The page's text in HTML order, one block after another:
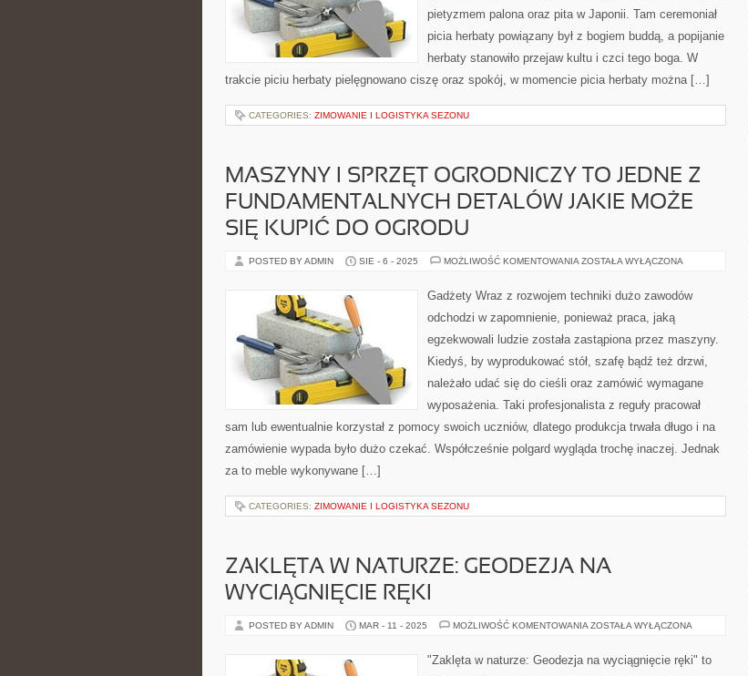
WIEKU
BYŁA
Z
PIETYZMEM
PALONA
ORAZ
PITA
W
pietyzmem palona oraz pita w Japonii. Tam ceremoniał
picia herbaty powiązany był z bogiem buddą, a popijanie
herbaty stanowiło przejaw kultu i czci tego boga. W
trakcie piciu herbaty pielęgnowano ciszę oraz spokój, w momencie picia herbaty można […]
CATEGORIES: ZIMOWANIE I LOGISTYKA SEZONU
MASZYNY I SPRZĘT OGRODNICZY TO JEDNE Z
FUNDAMENTALNYCH DETALÓW JAKIE MOŻE
SIĘ KUPIĆ DO OGRODU
POSTED BY ADMIN SIE - 6 - 2025 MOŻLIWOŚĆ KOMENTOWANIA MASZYNY
OGRODNICZY
TO
Z
DETALÓW
MOŻE
SIĘ
KUPIĆ
DO
OGRODU
ZOSTAŁA WYŁĄCZONA
Gadżety Wraz z rozwojem techniki dużo zawodów
odchodzi w zapomnienie, ponieważ praca, jaką
egzekwowali ludzie została zastąpiona przez maszyny.
Kiedyś, by wyprodukować stół, szafę bądź też drzwi,
należało udać się do cieśli oraz zamówić wymagane
wyposażenia. Taki profesjonalista z reguły pracował
sam lub ewentualnie korzystał z pomocy swoich uczniów, dlatego produkcja trwała długo i na
zamówienie wypada było dużo czekać. Współcześnie polgard wygląda trochę inaczej. Jednak
za to meble wykonywane […]
CATEGORIES: ZIMOWANIE I LOGISTYKA SEZONU
ZAKLĘTA W NATURZE: GEODEZJA NA
WYCIĄGNIĘCIE RĘKI
POSTED BY ADMIN MAR - 11 - 2025 MOŻLIWOŚĆ KOMENTOWANIA ZAKLĘTA
GEODEZJA
NA
ZOSTAŁA WYŁĄCZONA
"Zaklęta w naturze: Geodezja na wyciągnięcie ręki" to